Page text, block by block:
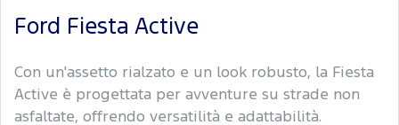
Ford Fiesta Active
Con un'assetto rialzato e un look robusto, la Fiesta
Active è progettata per avventure su strade non
asfaltate, offrendo versatilità e adattabilità.